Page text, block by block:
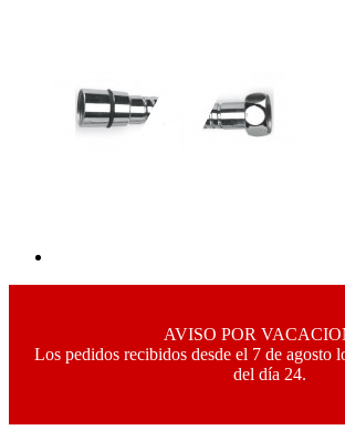
AVISO POR
Los pedidos recibidos desde el 7 de agosto
del día 24.